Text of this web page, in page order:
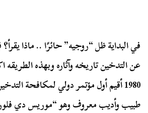
في البداية ظل “روجيه” حائرًا .. ماذا يقرأ؟
عن التدخين تاريخه وآثاره وبهذه
1980 أقيم أول مؤتمر دولي لمكافحة
طبيب وأديب معروف وهو “موريس دي